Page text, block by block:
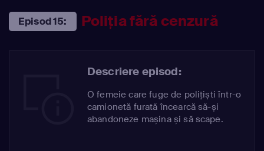
Episod 15: Poliția fără cenzură
Descriere episod:
O femeie care fuge de polițiști într-o
camionetă furată încearcă să-și
abandoneze mașina și să scape.